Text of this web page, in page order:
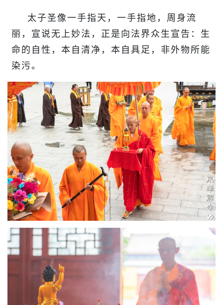
太子圣像一手指天，一手指地， 周身流
丽，宣说无上妙法， 正是向法界众生宣告：生
命的自性，本自清净，本自具足，非外物所能
染污。